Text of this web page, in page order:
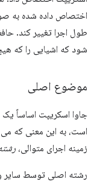
اختصاص داده شده به صورت
طول اجرا تغییر کند.
شود که اشیایی را که
موضوع اصلی
جاوا اسکریپت اساساً
است، به این معنی که می
زمینه اجرای متوالی،